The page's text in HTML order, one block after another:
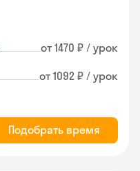
от 1470 ₽ / урок
от 1092 ₽ / урок
Подобрать время